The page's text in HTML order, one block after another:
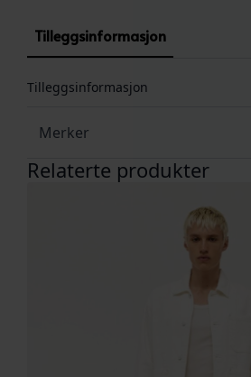
Tilleggsinformasjon
Tilleggsinformasjon
Merker
Relaterte produkter